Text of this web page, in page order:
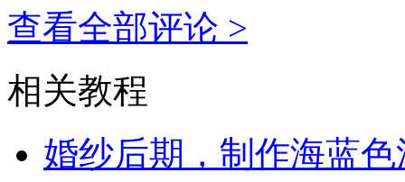
查看全部评论 >
相关教程
婚纱后期，制作海蓝